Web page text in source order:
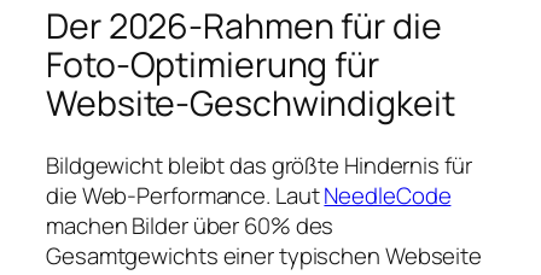
Der 2026-Rahmen für die
Foto-Optimierung für
Website-Geschwindigkeit
Bildgewicht bleibt das größte Hindernis für
die Web-Performance. LautNeedleCode
machen Bilder über 60% des
Gesamtgewichts einer typischen Webseite